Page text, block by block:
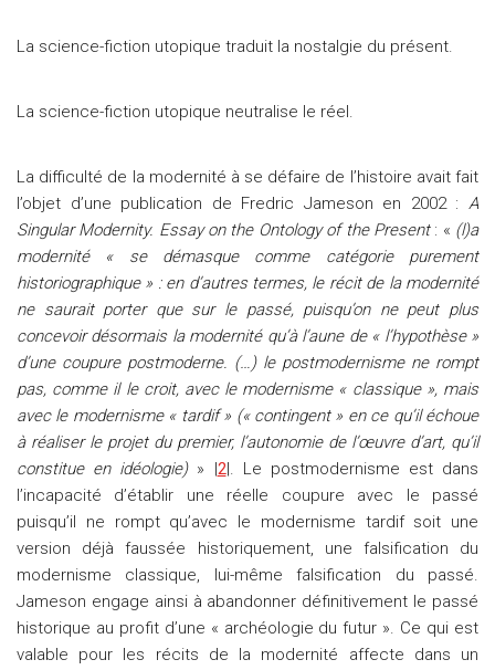
La science-fiction utopique traduit la nostalgie du présent.
La science-fiction utopique neutralise le réel.
La difficulté de la modernité à se défaire de l’histoire avait fait
l’objet d’une publication de Fredric Jameson en 2002 : A
Singular Modernity. Essay on the Ontology of the Present: « (l)a
modernité « se démasque comme catégorie purement
historiographique » : en d’autres termes, le récit de la modernité
ne saurait porter que sur le passé, puisqu’on ne peut plus
concevoir désormais la modernité qu’à l’aune de « l’hypothèse »
d’une coupure postmoderne. (…) le postmodernisme ne rompt
pas, comme il le croit, avec le modernisme « classique », mais
avec le modernisme « tardif » (« contingent » en ce qu’il échoue
à réaliser le projet du premier, l’autonomie de l’œuvre d’art, qu’il
constitue en idéologie)» |2|. Le postmodernisme est dans
l’incapacité d’établir une réelle coupure avec le passé
puisqu’il ne rompt qu’avec le modernisme tardif soit une
version déjà faussée historiquement, une falsification du
modernisme classique, lui-même falsification du passé.
Jameson engage ainsi à abandonner définitivement le passé
historique au profit d’une « archéologie du futur ». Ce qui est
valable pour les récits de la modernité affecte dans un